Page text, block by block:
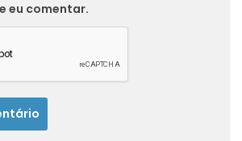
eu comentar.